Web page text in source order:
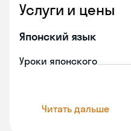
Услуги и цены
Японский язык
Уроки японского
Читать дальше